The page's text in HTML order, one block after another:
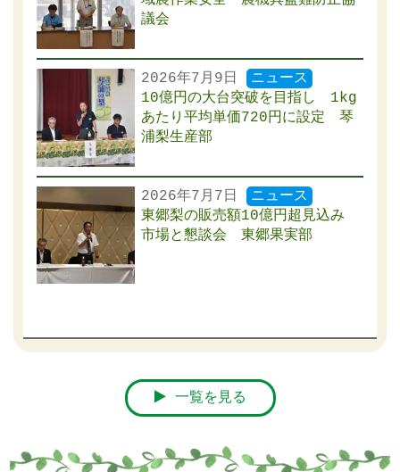
議会
2026年7月9日
ニュース
10億円の大台突破を目指し 1kg
あたり平均単価720円に設定 琴
浦梨生産部
2026年7月7日
ニュース
東郷梨の販売額10億円超見込み
市場と懇談会 東郷果実部
一覧を見る